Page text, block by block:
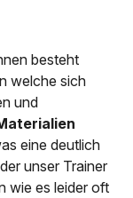
besteht
welche sich
und
eine deutlich
unser Trainer
wie es leider oft